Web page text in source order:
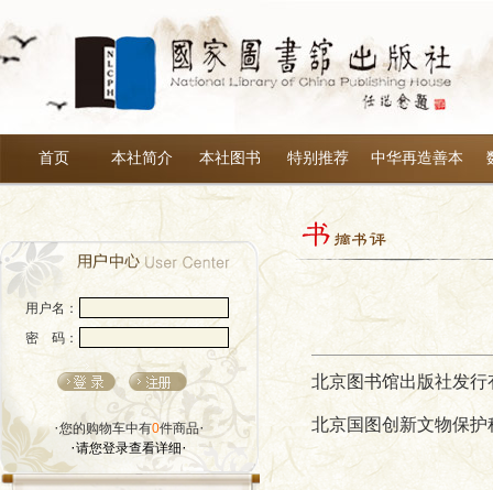
首页 本社简介 本社图书 特别推荐 中华再造善本
用户名：
密 码：
·您的购物车中有0件商品·
·请您登录查看详细·
北京图书馆出版社发行
北京国图创新文物保护